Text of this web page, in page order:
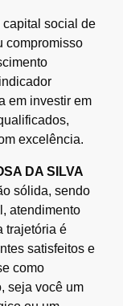
social de
compromisso
em investir em
excelência.
DA SILVA
sólida, sendo
atendimento
trajetória é
satisfeitos e
como
seja você um